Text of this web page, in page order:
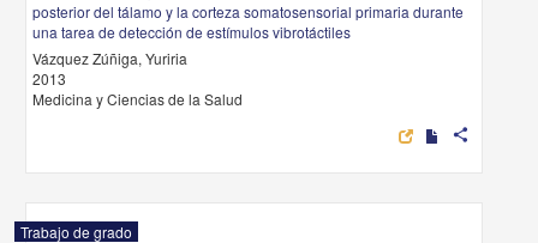
posterior del tálamo y la corteza somatosensorial primaria durante
una tarea de detección de estímulos vibrotáctiles
Vázquez Zúñiga, Yuriria
2013
Medicina y Ciencias de la Salud
share
Trabajo de grado